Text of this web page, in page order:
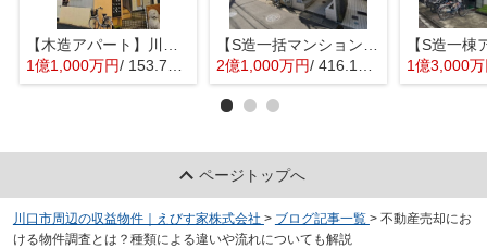
1億1,000万円/ 153.76㎡
2億1,000万円/ 416.16㎡ 1億3,000
ページトップへ
川口市周辺の収益物件｜えびす家株式会社 > ブログ記事一覧 > 不動産売却にお
ける物件調査とは？種類による違いや流れについても解説